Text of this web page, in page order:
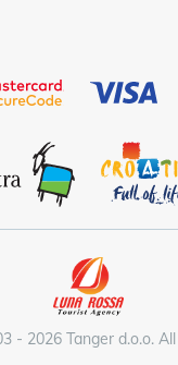
- 2026 Tanger d.o.o.